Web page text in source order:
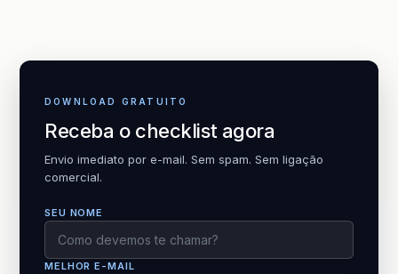
DOWNLOAD GRATUITO
Receba o checklist agora
Envio imediato por e-mail. Sem spam. Sem ligação
comercial.
SEU NOME
MELHOR E-MAIL